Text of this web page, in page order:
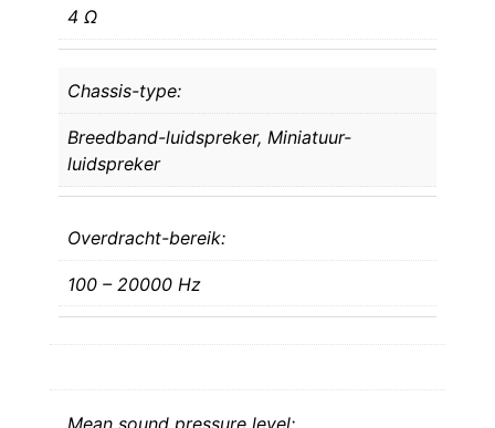
4 Ω
Chassis-type:
Breedband-luidspreker, Miniatuur-
luidspreker
Overdracht-bereik:
100 – 20000 Hz